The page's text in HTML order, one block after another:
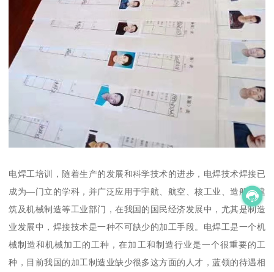
电焊工培训，随着生产的发展和科学技术的进步，电焊技术焊接已
成为—门立的学科，并广泛应用于宇航、航空、核工业、造船、建
筑及机械制造等工业部门，在我国的国民经济发展中，尤其是制造
业发展中，焊接技术是一种不可缺少的加工手段。电焊工是一个机
械制造和机械加工的工种，在加工和制造行业是一个很重要的工
种，目前我国的加工制造业缺少很多这方面的人才，蓝领的待遇相